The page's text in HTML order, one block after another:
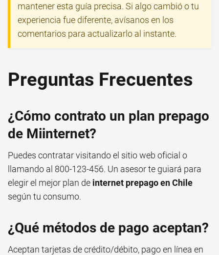
mantener esta guía precisa. Si algo cambió o tu
experiencia fue diferente, avísanos en los
comentarios para actualizarlo al instante.
Preguntas Frecuentes
¿Cómo contrato un plan prepago
de Miinternet?
Puedes contratar visitando el sitio web oficial o
llamando al 800-123-456. Un asesor te guiará para
elegir el mejor plan de internet prepago en Chile
según tu consumo.
¿Qué métodos de pago aceptan?
Aceptan tarjetas de crédito/débito, pago en línea en